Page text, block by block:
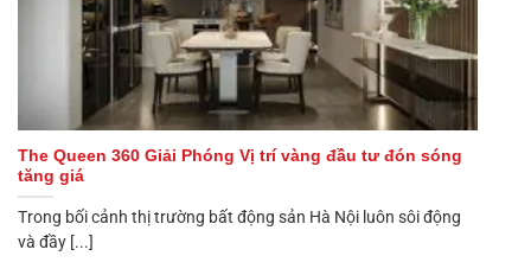
The Queen 360 Giải Phóng Vị trí vàng đầu tư đón sóng
tăng giá
Trong bối cảnh thị trường bất động sản Hà Nội luôn sôi động
và đầy [...]